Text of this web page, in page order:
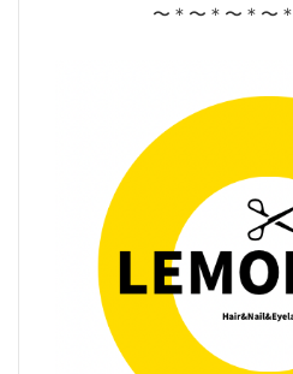
〜＊〜＊〜＊〜